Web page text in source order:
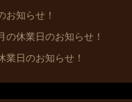
お知らせ！
の休業日のお知らせ！
業日のお知らせ！